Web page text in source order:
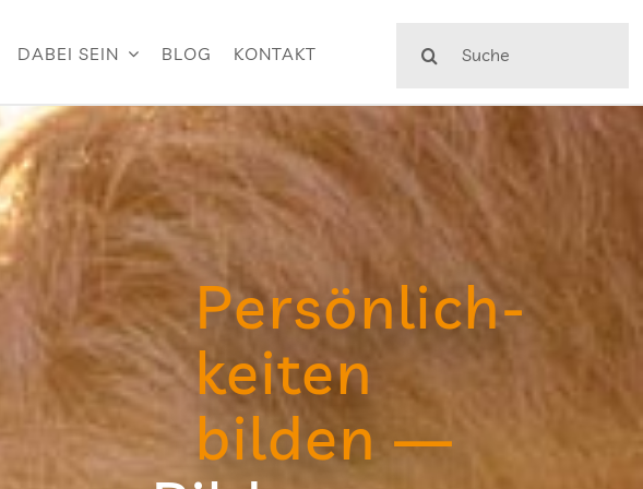
DABEI SEIN BLOG KONTAKT
nach:
Per­sön­lich­
kei­ten
bilden —